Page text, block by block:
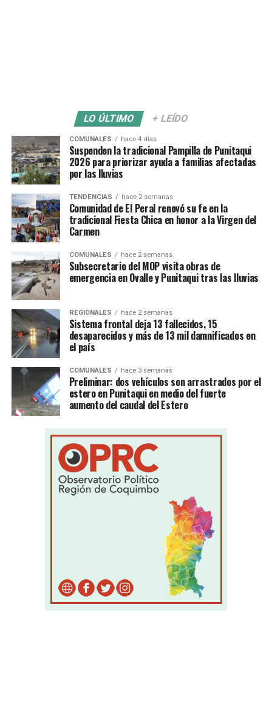
LO ÚLTIMO + LEÍDO
COMUNALES hace 4 días
Suspenden la tradicional Pampilla de Punitaqui
2026 para priorizar ayuda a familias afectadas
por las lluvias
TENDENCIAS hace 2 semanas
Comunidad de El Peral renovó su fe en la
tradicional Fiesta Chica en honor a la Virgen del
Carmen
COMUNALES hace 2 semanas
Subsecretario del MOP visita obras de
emergencia en Ovalle y Punitaqui tras las lluvias
REGIONALES hace 2 semanas
Sistema frontal deja 13 fallecidos, 15
desaparecidos y más de 13 mil damnificados en
el país
COMUNALES hace 3 semanas
Preliminar: dos vehículos son arrastrados por el
estero en Punitaqui en medio del fuerte
aumento del caudal del Estero